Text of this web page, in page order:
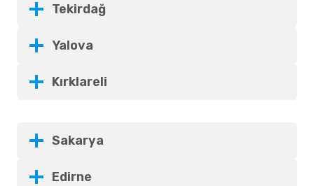
Tekirdağ
Yalova
Kırklareli
Sakarya
Edirne